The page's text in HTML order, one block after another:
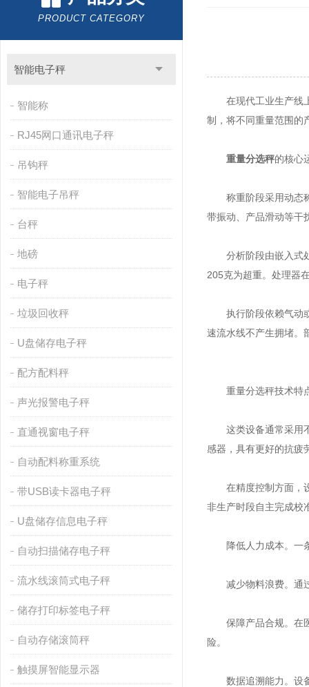
PRODUCT CATEGORY
智能电子秤
智能称
RJ45网口通讯电子秤
吊钩秤
智能电子吊秤
台秤
地磅
电子秤
垃圾回收秤
U盘储存电子秤
配方配料秤
声光报警电子秤
直通视窗电子秤
自动配料称重系统
带USB读卡器电子秤
U盘储存信息电子秤
自动扫描储存电子秤
流水线滚筒式电子秤
储存打印标签电子秤
自动存储滚筒秤
触摸屏智能显示器
在现代工业生产线上
制，将不同重量范围的
重量分选秤的核心
称重阶段采用动态称
带振动、产品滑动等干
分析阶段由嵌入式处
205克为超重。处理器
执行阶段依赖气动或
速流水线不产生拥堵。
重量分选秤技术特
这类设备通常采用不
感器，具有更好的抗疲
在精度控制方面，设
非生产时段自主完成校
降低人力成本。一条
减少物料浪费。通过
保障产品合规。在医
险。
数据追溯能力。设备